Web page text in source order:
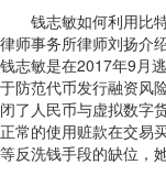
钱志敏如何利用比特
律师事务所律师刘扬介
钱志敏是在2017年9月
于防范代币发行融资风
闭了人民币与虚拟数字
正常的使用赃款在交易
等反洗钱手段的缺位，